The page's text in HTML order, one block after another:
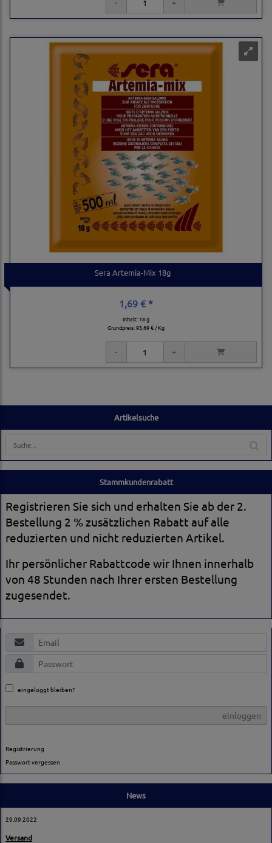
Artikelsuche
Sera Artemia-Mix 18g
1,69 € *
Inhalt: 18 g
Grundpreis:93,89 € / Kg
Stammkundenrabatt
Registrieren Sie sich und erhalten Sie ab der 2.
Bestellung 2 % zusätzlichen Rabatt auf alle
reduzierten und nicht reduzierten Artikel.
Ihr persönlicher Rabattcode wir Ihnen innerhalb
von 48 Stunden nach Ihrer ersten Bestellung
zugesendet.
eingeloggt bleiben?
einloggen
Registrierung
Passwort vergessen
News
29.09.2022
Versand